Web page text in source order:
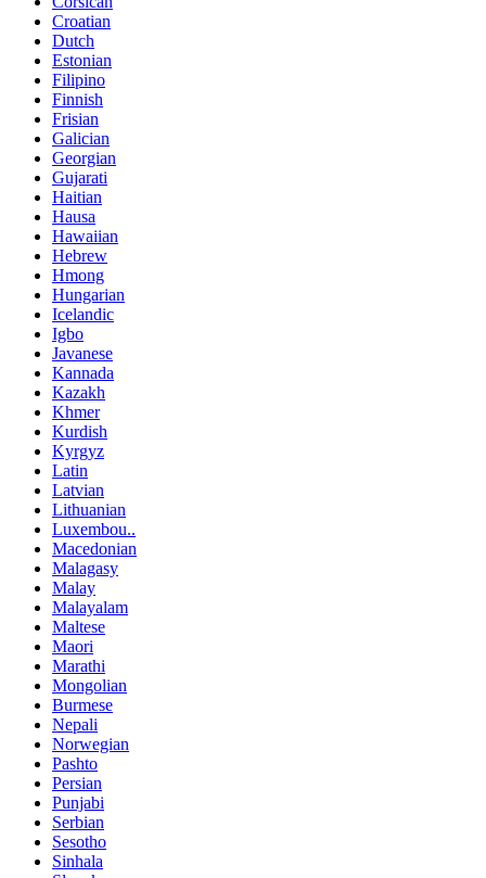
Croatian
Dutch
Estonian
Filipino
Finnish
Frisian
Galician
Georgian
Gujarati
Haitian
Hausa
Hawaiian
Hebrew
Hmong
Hungarian
Icelandic
Igbo
Javanese
Kannada
Kazakh
Khmer
Kurdish
Kyrgyz
Latin
Latvian
Lithuanian
Luxembou..
Macedonian
Malagasy
Malay
Malayalam
Maltese
Maori
Marathi
Mongolian
Burmese
Nepali
Norwegian
Pashto
Persian
Punjabi
Serbian
Sesotho
Sinhala